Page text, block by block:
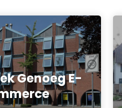
Genoeg E-